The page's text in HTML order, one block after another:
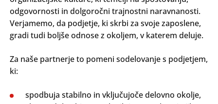
odgovornosti in dolgoročni trajnostni naravnanosti.
Verjamemo, da podjetje, ki skrbi za svoje zaposlene,
gradi tudi boljše odnose z okoljem, v katerem deluje.
Za naše partnerje to pomeni sodelovanje s podjetjem,
ki:
spodbuja stabilno in vključujoče delovno okolje,